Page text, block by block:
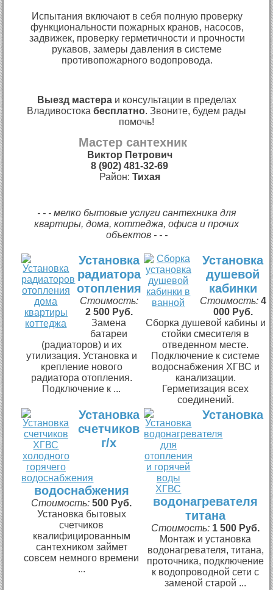
Испытания включают в себя полную проверку
функциональности пожарных кранов, насосов,
задвижек, проверку герметичности и прочности
рукавов, замеры давления в системе
противопожарного водопровода.
Выезд мастераи консультации в пределах
Владивостока бесплатно. Звоните, будем рады
помочь!
Мастер сантехник
Виктор Петрович
8 (902) 481-32-69
Район: Тихая
- - - мелко бытовые услуги сантехника для
квартиры, дома, коттеджа, офиса и прочих
объектов - - -
Установка
радиатора
отопления
Стоимость:
2 500 Руб.
Замена
батареи
(радиаторов) и их
утилизация. Установка и
крепление нового
радиатора отопления.
Подключение к ...
Установка
душевой
кабинки
Стоимость: 4
000 Руб.
Сборка душевой кабины и
стойки смесителя в
отведенном месте.
Подключение к системе
водоснабжения ХГВС и
канализации.
Герметизация всех
соединений.
Установка
счетчиков
г/х
водоснабжения
Стоимость:500 Руб.
Установка бытовых
счетчиков
квалифицированным
сантехником займет
совсем немного времени
...
Установка
водонагревателя
титана
Стоимость: 1 500 Руб.
Монтаж и установка
водонагревателя, титана,
проточника, подключение
к водопроводной сети с
заменой старой ...